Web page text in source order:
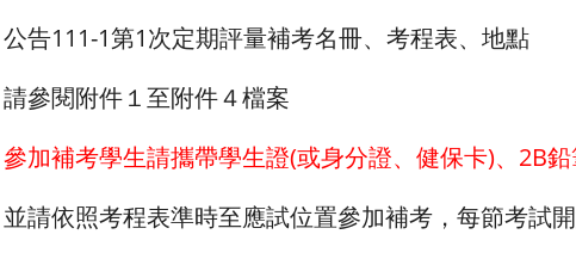
公告111-1第1次定期評量補考名冊、考程表、地點
請參閱附件１至附件４檔案
參加補考學生請攜帶學生證(或身分證、健保卡)、2B
並請依照考程表準時至應試位置參加補考，每節考試